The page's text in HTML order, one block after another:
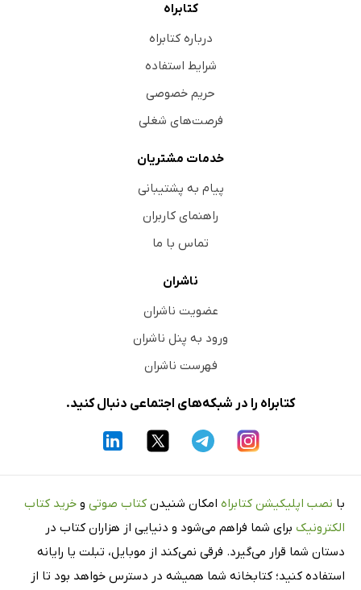
کتابراه
درباره کتابراه
شرایط استفاده
حریم خصوصی
فرصت‌های شغلی
خدمات مشتریان
پیام به پشتیبانی
راهنمای کاربران
تماس با ما
ناشران
عضویت ناشران
ورود به پنل ناشران
فهرست ناشران
کتابراه را در شبکه‌های اجتماعی دنبال کنید.
با نصب اپلیکیشن کتابراه امکان شنیدن کتاب صوتی و خرید کتاب
الکترونیک برای شما فراهم می‌شود و دنیایی از هزاران کتاب در
دستان شما قرار می‌گیرد. فرقی نمی‌کند از موبایل، تبلت یا رایانه
استفاده کنید؛ کتابخانه شما همیشه در دسترس خواهد بود تا از